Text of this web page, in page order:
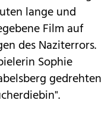
lange und
Film auf
des Naziterrors.
Sophie
gedrehten